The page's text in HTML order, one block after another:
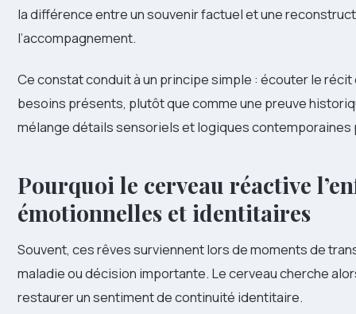
la différence entre un souvenir factuel et une
l’accompagnement.
Ce constat conduit à un principe simple : écouter le
besoins présents, plutôt que comme une preuve
mélange détails sensoriels et logiques
Pourquoi le cerveau réactive
émotionnelles et identitaires
Souvent, ces rêves surviennent lors de moments de
maladie ou décision importante. Le cerveau cherche
restaurer un sentiment de continuité identitaire.